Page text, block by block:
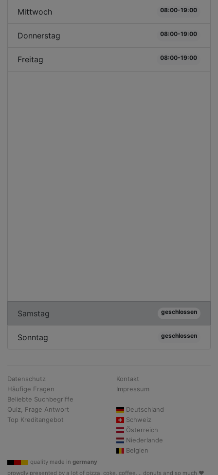
Mittwoch 08:00-19:00
Donnerstag 08:00-19:00
Freitag 08:00-19:00
Samstag geschlossen
Sonntag geschlossen
Datenschutz
Häufige Fragen
Beliebte Suchbegriffe
Quiz, Frage Antwort
Top Kreditangebot
Kontakt
Impressum
Deutschland
Schweiz
Österreich
Niederlande
Belgien
quality made in germany
prowdly presented by a lot of pizza, coke, coffee, .. donuts and so much ♥